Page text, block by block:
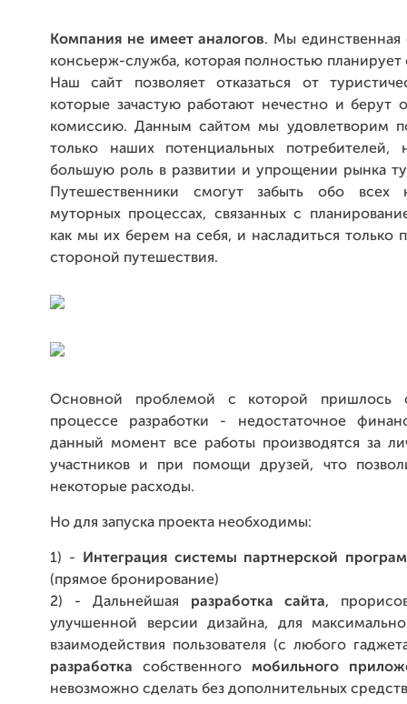
Компания не имеет аналогов. Мы единственная
консьерж-служба, которая полностью планирует
Наш сайт позволяет отказаться от
которые зачастую работают нечестно и берут
комиссию. Данным сайтом мы удовлетворим
только наших потенциальных
большую роль в развитии и упрощении рынка
Путешественники смогут забыть обо всех
муторных процессах, связанных с
как мы их берем на себя, и насладиться только
стороной путешествия.
Основной проблемой с которой пришлось
процессе разработки - недостаточное
данный момент все работы производятся за
участников и при помощи друзей, что
некоторые расходы.
Но для запуска проекта необходимы:
1) -
Интеграция системы партнерской
(прямое бронирование)
2) - Дальнейшая разработка сайта,
улучшенной версии дизайна, для
взаимодействия пользователя (с любого
разработка собственного мобильного
невозможно сделать без дополнительных